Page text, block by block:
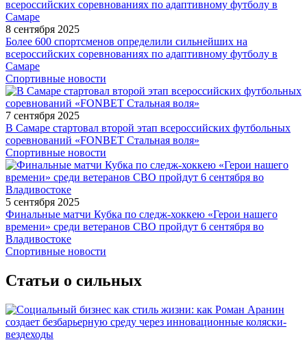
8 сентября 2025
Более 600 спортсменов определили сильнейших на
всероссийских соревнованиях по адаптивному футболу в
Самаре
Спортивные новости
7 сентября 2025
В Самаре стартовал второй этап всероссийских футбольных
соревнований «FONBET Стальная воля»
Спортивные новости
5 сентября 2025
Финальные матчи Кубка по следж-хоккею «Герои нашего
времени» среди ветеранов СВО пройдут 6 сентября во
Владивостоке
Спортивные новости
Статьи о сильных